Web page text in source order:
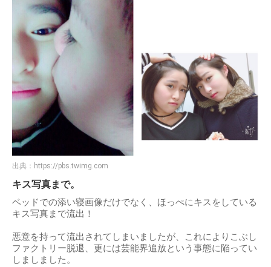
出典： https://pbs.twimg.com
キス写真まで。
ベッドでの添い寝画像だけでなく、ほっぺにキスをしている
キス写真まで流出！
悪意を持って流出されてしまいましたが、これによりこぶし
ファクトリー脱退、更には芸能界追放という事態に陥ってい
しましました。